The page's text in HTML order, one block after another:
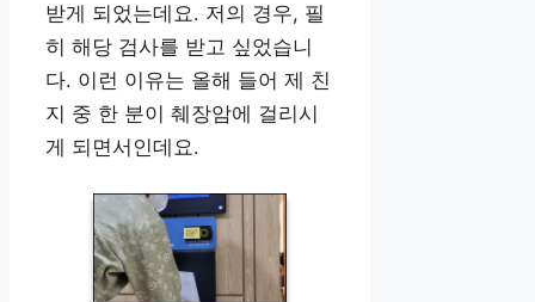
받게 되었는데요. 저의 경우, 필
히 해당 검사를 받고 싶었습니
다. 이런 이유는 올해 들어 제 친
지 중 한 분이 췌장암에 걸리시
게 되면서인데요.